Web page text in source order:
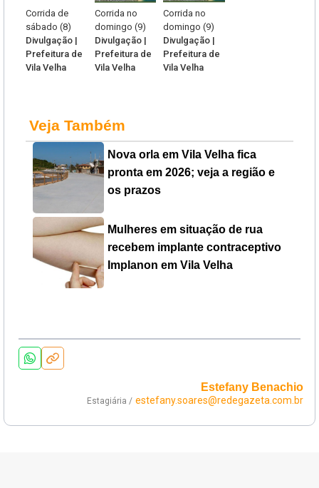
Corrida de
sábado (8)
Divulgação |
Prefeitura de
Vila Velha
Corrida no
domingo (9)
Divulgação |
Prefeitura de
Vila Velha
Corrida no
domingo (9)
Divulgação |
Prefeitura de
Vila Velha
Veja Também
Nova orla em Vila Velha fica
pronta em 2026; veja a região e
os prazos
Mulheres em situação de rua
recebem implante contraceptivo
Implanon em Vila Velha
Estefany Benachio
Estagiária / estefany.soares@redegazeta.com.br